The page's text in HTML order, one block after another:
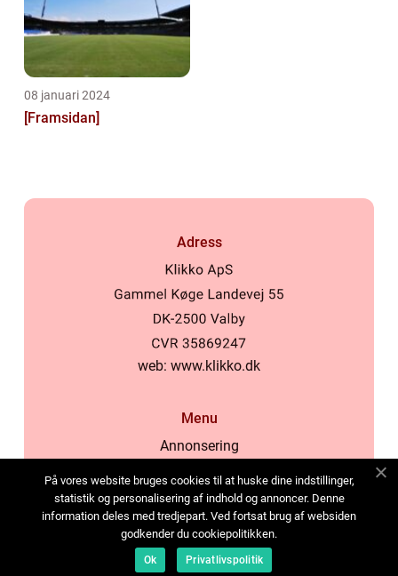
08 januari 2024
[Framsidan]
Adress
web: www.klikko.dk
Menu
Annonsering
Cookies
Kontakta oss
Sitemap
På vores website bruges cookies til at huske dine indstillinger,
statistik og personalisering af indhold og annoncer. Denne
information deles med tredjepart. Ved fortsat brug af websiden
godkender du cookiepolitikken.
Ok Privatlivspolitik